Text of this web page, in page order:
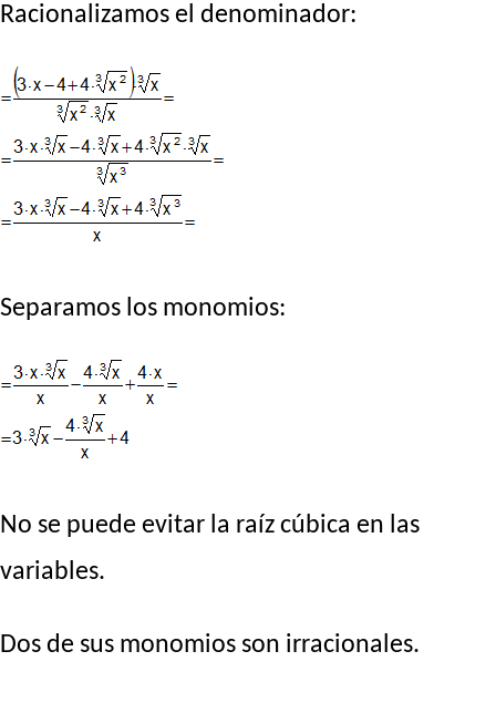
Racionalizamos el denominador:
Separamos los monomios:
No se puede evitar la raíz cúbica en las
variables.
Dos de sus monomios son irracionales.